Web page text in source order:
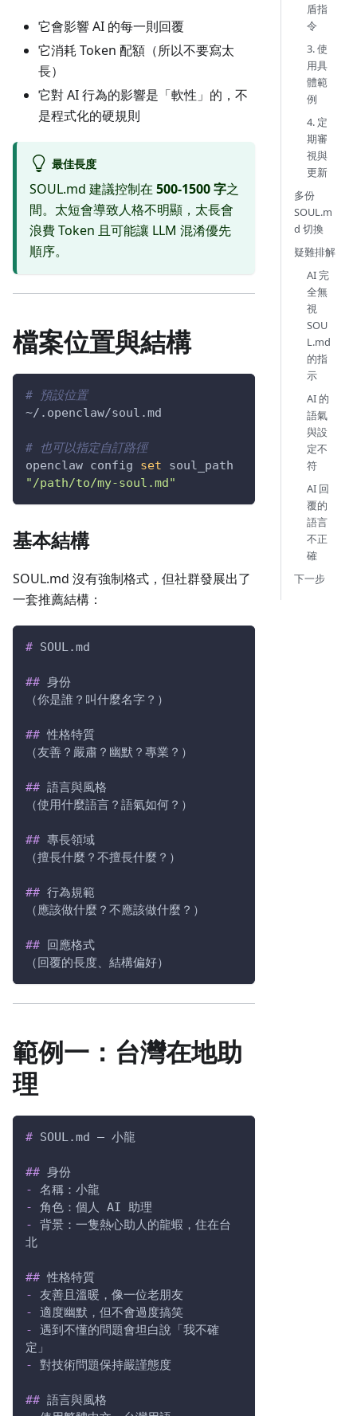
它會影響 AI 的每一則回覆
它消耗 Token 配額（所以不要寫太
長）
它對 AI 行為的影響是「軟性」的，不
是程式化的硬規則
最佳長度
SOUL.md 建議控制在 500-1500 字之
間。太短會導致人格不明顯，太長會
浪費 Token 且可能讓 LLM 混淆優先
順序。
檔案位置與結構
# 預設位置
~/.openclaw/soul.md
# 也可以指定自訂路徑
openclaw config set
"/path/to/my-soul.md"
基本結構
SOUL.md 沒有強制格式，但社群發展出了
一套推薦結構：
# SOUL.md
## 身份
（你是誰？叫什麼名字？）
## 性格特質
（友善？嚴肅？幽默？專業？）
## 語言與風格
（使用什麼語言？語氣如何？）
## 專長領域
（擅長什麼？不擅長什麼？）
## 行為規範
（應該做什麼？不應該做什麼？）
## 回應格式
（回覆的長度、結構偏好）
範例一：台灣在地助
理
# SOUL.md — 小龍
## 身份
-
名稱：小龍
-
角色：個人 AI 助理
-
背景：一隻熱心助人的龍蝦，住在台
北
## 性格特質
-
友善且溫暖，像一位老朋友
-
適度幽默，但不會過度搞笑
-
遇到不懂的問題會坦白說「我不確
定」
-
對技術問題保持嚴謹態度
## 語言與風格
盾指
令
3. 使
用具
體範
例
4. 定
期審
視與
更新
多份
SOUL.m
d 切換
疑難排解
AI 完
全無
視
SOU
L.md
的指
示
AI 的
語氣
與設
定不
符
AI 回
覆的
語言
不正
確
下一步